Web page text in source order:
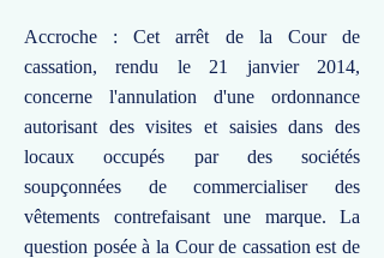
Accroche : Cet arrêt de la Cour de
cassation, rendu le 21 janvier 2014,
concerne l'annulation d'une ordonnance
autorisant des visites et saisies dans des
locaux occupés par des sociétés
soupçonnées de commercialiser des
vêtements contrefaisant une marque. La
question posée à la Cour de cassation est de